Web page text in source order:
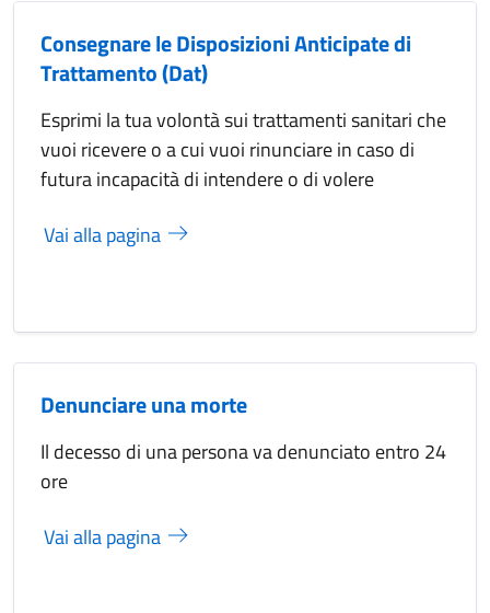
Consegnare le Disposizioni Anticipate di
Trattamento (Dat)
Esprimi la tua volontà sui trattamenti sanitari che
vuoi ricevere o a cui vuoi rinunciare in caso di
futura incapacità di intendere o di volere
Vai alla pagina
Denunciare una morte
Il decesso di una persona va denunciato entro 24
ore
Vai alla pagina